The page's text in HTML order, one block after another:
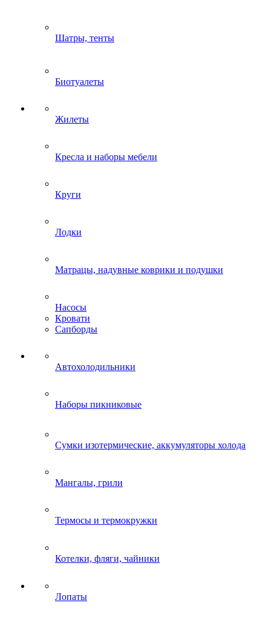
Шатры, тенты
Биотуалеты
Жилеты
Кресла и наборы мебели
Круги
Лодки
Матрацы, надувные коврики и подушки
Насосы
Кровати
Сапборды
Автохолодильники
Наборы пикниковые
Сумки изотермические, аккумуляторы холода
Мангалы, грили
Термосы и термокружки
Котелки, фляги, чайники
Лопаты